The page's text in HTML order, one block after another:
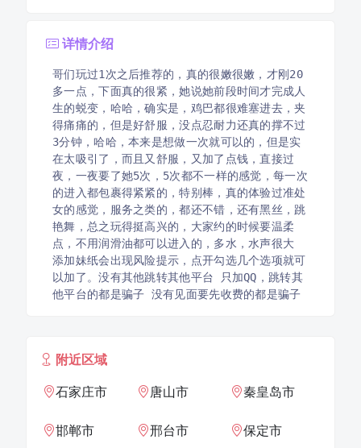
详情介绍
哥们玩过1次之后推荐的，真的很嫩很嫩，才刚20
多一点，下面真的很紧，她说她前段时间才完成人
生的蜕变，哈哈，确实是，鸡巴都很难塞进去，夹
得痛痛的，但是好舒服，没点忍耐力还真的撑不过
3分钟，哈哈，本来是想做一次就可以的，但是实
在太吸引了，而且又舒服，又加了点钱，直接过
夜，一夜要了她5次，5次都不一样的感觉，每一次
的进入都包裹得紧紧的，特别棒，真的体验过准处
女的感觉，服务之类的，都还不错，还有黑丝，跳
艳舞，总之玩得挺高兴的，大家约的时候要温柔
点，不用润滑油都可以进入的，多水，水声很大
添加妹纸会出现风险提示，点开勾选几个选项就可
以加了。没有其他跳转其他平台 只加QQ，跳转其
他平台的都是骗子 没有见面要先收费的都是骗子
附近区域
石家庄市
唐山市 秦皇岛市
邯郸市 邢台市 保定市